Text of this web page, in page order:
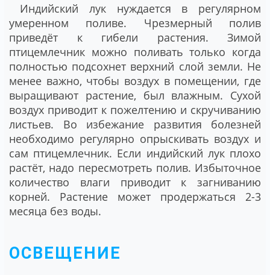
Индийский лук нуждается в регулярном
умеренном поливе. Чрезмерный полив
приведёт к гибели растения. Зимой
птицемлечник можно поливать только когда
полностью подсохнет верхний слой земли. Не
менее важно, чтобы воздух в помещении, где
выращивают растение, был влажным. Сухой
воздух приводит к пожелтению и скручиванию
листьев. Во избежание развития болезней
необходимо регулярно опрыскивать воздух и
сам птицемлечник. Если индийский лук плохо
растёт, надо пересмотреть полив. Избыточное
количество влаги приводит к загниванию
корней. Растение может продержаться 2-3
месяца без воды.
ОСВЕЩЕНИЕ